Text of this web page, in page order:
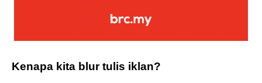
Kenapa kita blur tulis iklan?